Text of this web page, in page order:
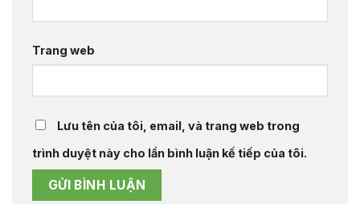
Trang web
Lưu tên của tôi, email, và trang web trong
trình duyệt này cho lần bình luận kế tiếp của tôi.